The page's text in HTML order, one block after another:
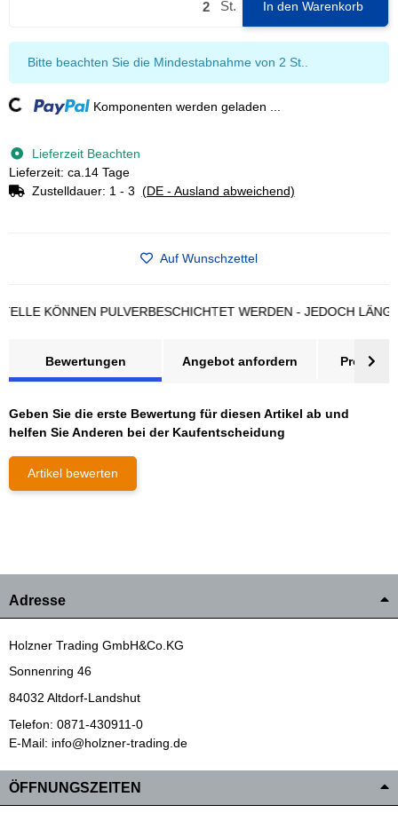
St. In den Warenkorb
x
Bitte beachten Sie die Mindestabnahme von 2 St..
Komponenten werden geladen ...
Lieferzeit Beachten
Lieferzeit: ca.14 Tage
Zustelldauer: 1 - 3 (DE - Ausland abweichend)
Auf Wunschzettel
KÖNNEN PULVERBESCHICHTET WERDEN - JEDOCH LÄNGERE
Bewertungen Angebot anfordern
Geben Sie die erste Bewertung für diesen Artikel ab und
helfen Sie Anderen bei der Kaufentscheidung
Artikel bewerten
Adresse
Holzner Trading GmbH&Co.KG
Sonnenring 46
84032 Altdorf-Landshut
Telefon: 0871-430911-0
E-Mail: info@holzner-trading.de
ÖFFNUNGSZEITEN